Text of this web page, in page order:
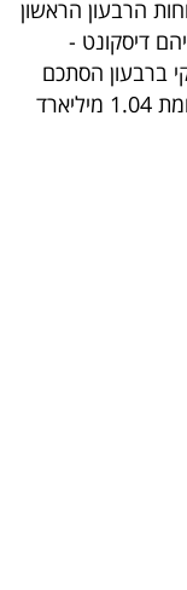
הרבעון הראשון
דיסקונט -
ברבעון הסתכם
ב-930 מיליון שקל, ירידה של כ-10% לעומת 1.04 מיליארד